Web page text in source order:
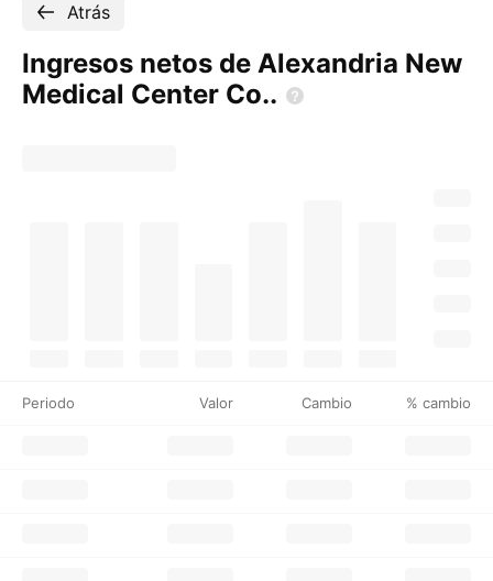
Atrás
Ingresos netos de Alexandria New
Medical Center Co..
Periodo Valor Cambio % cambio